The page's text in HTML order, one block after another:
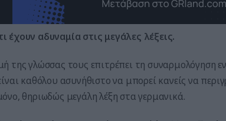
έχουν αδυναμία στις μεγάλες λέξεις.
της γλώσσας τους επιτρέπει τη συναρμολόγηση
καθόλου ασυνήθιστο να μπορεί κανείς να
θηριωδώς μεγάλη λέξη στα γερμανικά.